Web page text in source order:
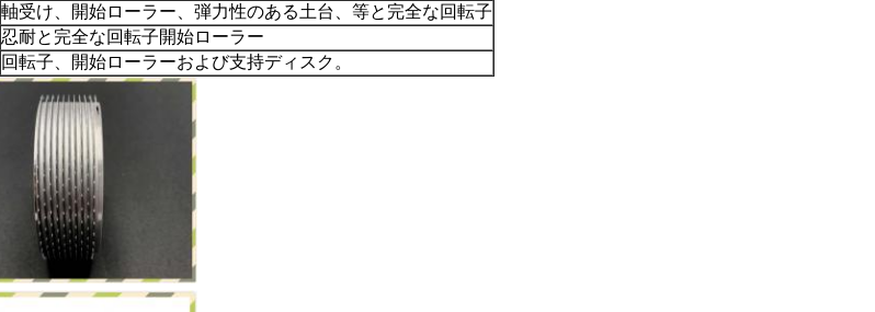
軸受け、開始ローラー、弾力性のある土台、等と完全な回転子
忍耐と完全な回転子開始ローラー
回転子、開始ローラーおよび支持ディスク。